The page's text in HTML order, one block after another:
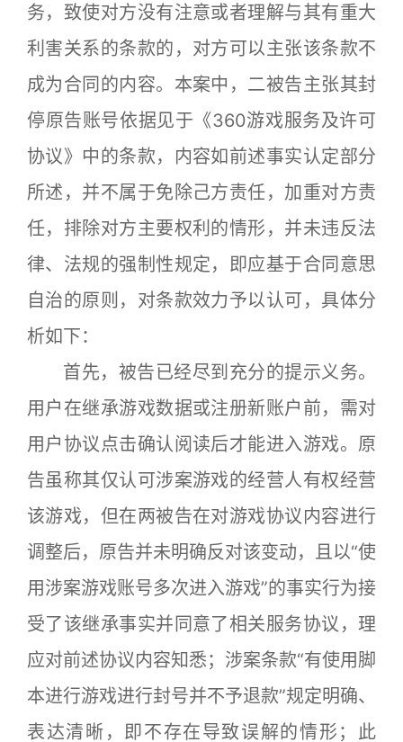
务，致使对方没有注意或者理解与其有重大
利害关系的条款的，对方可以主张该条款不
成为合同的内容。本案中，二被告主张其封
停原告账号依据见于《360游戏服务及许可
协议》中的条款，内容如前述事实认定部分
所述，并不属于免除己方责任，加重对方责
任，排除对方主要权利的情形，并未违反法
律、法规的强制性规定，即应基于合同意思
自治的原则，对条款效力予以认可，具体分
析如下：
首先，被告已经尽到充分的提示义务。
用户在继承游戏数据或注册新账户前，需对
用户协议点击确认阅读后才能进入游戏。原
告虽称其仅认可涉案游戏的经营人有权经营
该游戏，但在两被告在对游戏协议内容进行
调整后，原告并未明确反对该变动，且以“使
用涉案游戏账号多次进入游戏”的事实行为接
受了该继承事实并同意了相关服务协议，理
应对前述协议内容知悉；涉案条款“有使用脚
本进行游戏进行封号并不予退款”规定明确、
表达清晰，即不存在导致误解的情形；此